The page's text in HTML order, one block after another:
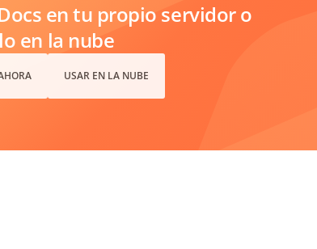
en tu propio servidor o
en la nube
USAR EN LA NUBE